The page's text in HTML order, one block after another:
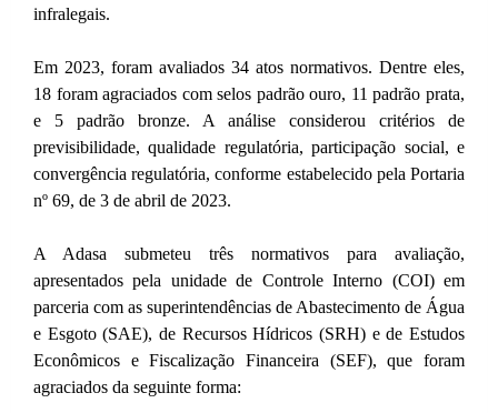
infralegais.
Em 2023, foram avaliados 34 atos normativos. Dentre eles,
18 foram agraciados com selos padrão ouro, 11 padrão prata,
e 5 padrão bronze. A análise considerou critérios de
previsibilidade, qualidade regulatória, participação social, e
convergência regulatória, conforme estabelecido pela Portaria
nº 69, de 3 de abril de 2023.
A Adasa submeteu três normativos para avaliação,
apresentados pela unidade de Controle Interno (COI) em
parceria com as superintendências de Abastecimento de Água
e Esgoto (SAE), de Recursos Hídricos (SRH) e de Estudos
Econômicos e Fiscalização Financeira (SEF), que foram
agraciados da seguinte forma: